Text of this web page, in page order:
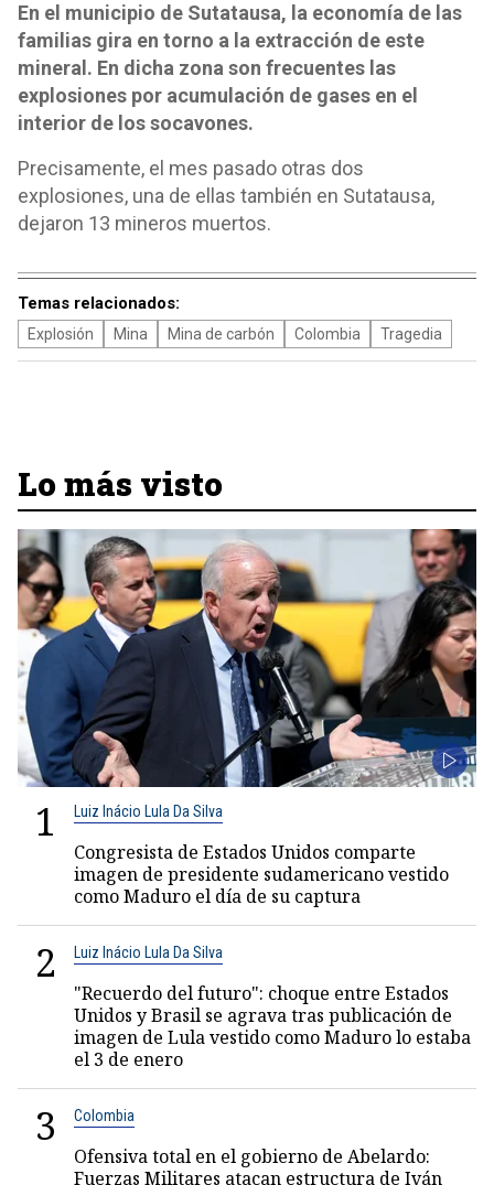
En el municipio de Sutatausa, la economía de las
familias gira en torno a la extracción de este
mineral. En dicha zona son frecuentes las
explosiones por acumulación de gases en el
interior de los socavones.
Precisamente, el mes pasado otras dos
explosiones, una de ellas también en Sutatausa,
dejaron 13 mineros muertos.
Temas relacionados:
Explosión Mina Mina de carbón Colombia Tragedia
Lo más visto
1 Luiz Inácio Lula Da Silva
Congresista de Estados Unidos comparte
imagen de presidente sudamericano vestido
como Maduro el día de su captura
2 Luiz Inácio Lula Da Silva
"Recuerdo del futuro": choque entre Estados
Unidos y Brasil se agrava tras publicación de
imagen de Lula vestido como Maduro lo estaba
el 3 de enero
3 Colombia
Ofensiva total en el gobierno de Abelardo:
Fuerzas Militares atacan estructura de Iván